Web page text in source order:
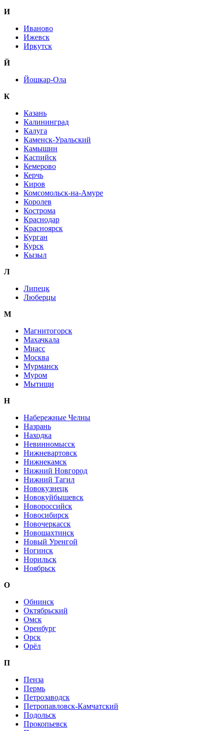
И
Иваново
Ижевск
Иркутск
Й
Йошкар-Ола
К
Казань
Калининград
Калуга
Каменск-Уральский
Камышин
Каспийск
Кемерово
Керчь
Киров
Комсомольск-на-Амуре
Королев
Кострома
Краснодар
Красноярск
Курган
Курск
Кызыл
Л
Липецк
Люберцы
М
Магнитогорск
Махачкала
Миасс
Москва
Мурманск
Муром
Мытищи
Н
Набережные Челны
Назрань
Находка
Невинномысск
Нижневартовск
Нижнекамск
Нижний Новгород
Нижний Тагил
Новокузнецк
Новокуйбышевск
Новороссийск
Новосибирск
Новочеркасск
Новошахтинск
Новый Уренгой
Ногинск
Норильск
Ноябрьск
О
Обнинск
Октябрьский
Омск
Оренбург
Орск
Орёл
П
Пенза
Пермь
Петрозаводск
Петропавловск-Камчатский
Подольск
Прокопьевск